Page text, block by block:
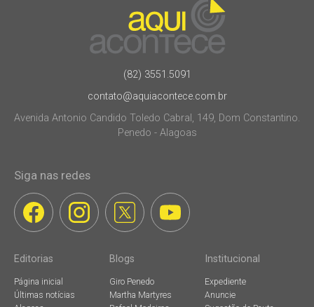
(82) 3551.5091
contato@aquiacontece.com.br
Avenida Antonio Candido Toledo Cabral, 149, Dom Constantino.
Penedo - Alagoas
Siga nas redes
Editorias
Página inicial
Últimas notícias
Blogs
Giro Penedo
Martha Martyres
Institucional
Expediente
Anuncie